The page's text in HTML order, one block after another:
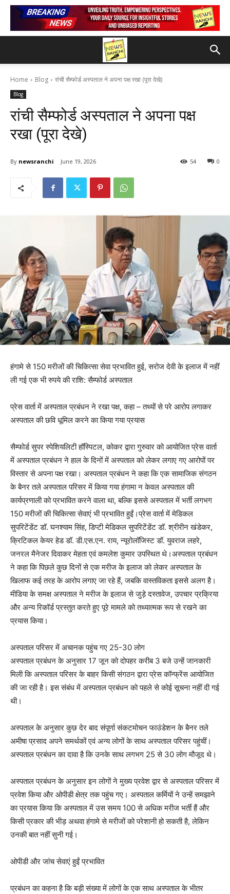
Home Blog रांची सैम्फोर्ड अस्पताल ने अपना पक्ष रखा (पूरा देखे)
Blog
रांची सैम्फोर्ड अस्पताल ने अपना पक्ष
रखा (पूरा देखे)
By newsranchi June 19, 2026 0
54
हंगामे से 150 मरीजों की चिकित्सा सेवा प्रभावित हुई, सरोज देवी के इलाज में नहीं
ली गई एक भी रुपये की राशि: सैम्फोर्ड अस्पताल
प्रेस वार्ता में अस्पताल प्रबंधन ने रखा पक्ष, कहा – तथ्यों से परे आरोप लगाकर
अस्पताल की छवि धूमिल करने का किया गया प्रयास
सैम्फोर्ड सुपर स्पेशियलिटी हॉस्पिटल, कोकर द्वारा गुरुवार को आयोजित प्रेस वार्ता
में अस्पताल प्रबंधन ने हाल के दिनों में अस्पताल को लेकर लगाए गए आरोपों पर
विस्तार से अपना पक्ष रखा। अस्पताल प्रबंधन ने कहा कि एक सामाजिक संगठन
के बैनर तले अस्पताल परिसर में किया गया हंगामा न केवल अस्पताल की
कार्यप्रणाली को प्रभावित करने वाला था, बल्कि इससे अस्पताल में भर्ती लगभग
150 मरीजों की चिकित्सा सेवाएं भी प्रभावित हुईं।प्रेस वार्ता में मेडिकल
सुपरिटेंडेंट डॉ. घनश्याम सिंह, डिप्टी मेडिकल सुपरिटेंडेंट डॉ. श्रीरीन खंडेकर,
क्रिटिकल केयर हेड डॉ. डी.एस.एन. राय, न्यूरोलॉजिस्ट डॉ. युवराज लहरे,
जनरल मैनेजर दिवाकर मेहता एवं कमलेश कुमार उपस्थित थे।अस्पताल प्रबंधन
ने कहा कि पिछले कुछ दिनों से एक मरीज के इलाज को लेकर अस्पताल के
खिलाफ कई तरह के आरोप लगाए जा रहे हैं, जबकि वास्तविकता इससे अलग है।
मीडिया के समक्ष अस्पताल ने मरीज के इलाज से जुड़े दस्तावेज, उपचार प्रक्रिया
और अन्य रिकॉर्ड प्रस्तुत करते हुए पूरे मामले को तथ्यात्मक रूप से रखने का
प्रयास किया।
अस्पताल परिसर में अचानक पहुंच गए 25-30 लोग
अस्पताल प्रबंधन के अनुसार 17 जून को दोपहर करीब 3 बजे उन्हें जानकारी
मिली कि अस्पताल परिसर के बाहर किसी संगठन द्वारा प्रेस कॉन्फ्रेंस आयोजित
की जा रही है। इस संबंध में अस्पताल प्रबंधन को पहले से कोई सूचना नहीं दी गई
थी।
अस्पताल के अनुसार कुछ देर बाद संपूर्णा संकटमोचन फाउंडेशन के बैनर तले
अमीषा प्रसाद अपने समर्थकों एवं अन्य लोगों के साथ अस्पताल परिसर पहुंचीं।
अस्पताल प्रबंधन का दावा है कि उनके साथ लगभग 25 से 30 लोग मौजूद थे।
अस्पताल प्रबंधन के अनुसार इन लोगों ने मुख्य प्रवेश द्वार से अस्पताल परिसर में
प्रवेश किया और ओपीडी क्षेत्र तक पहुंच गए। अस्पताल कर्मियों ने उन्हें समझाने
का प्रयास किया कि अस्पताल में उस समय 100 से अधिक मरीज भर्ती हैं और
किसी प्रकार की भीड़ अथवा हंगामे से मरीजों को परेशानी हो सकती है, लेकिन
उनकी बात नहीं सुनी गई।
ओपीडी और जांच सेवाएं हुईं प्रभावित
प्रबंधन का कहना है कि बड़ी संख्या में लोगों के एक साथ अस्पताल के भीतर